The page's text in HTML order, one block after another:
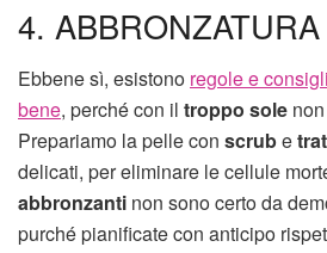
4.
Ebbene sì, esistono regole e
bene, perché con il troppo sole
Prepariamo la pelle con scrube
delicati, per eliminare le cellule
abbronzanti non sono certo da
purché pianificate con anticipo